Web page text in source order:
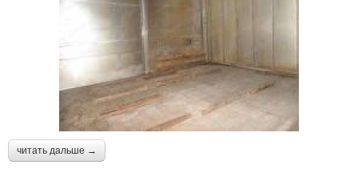
читать дальше →